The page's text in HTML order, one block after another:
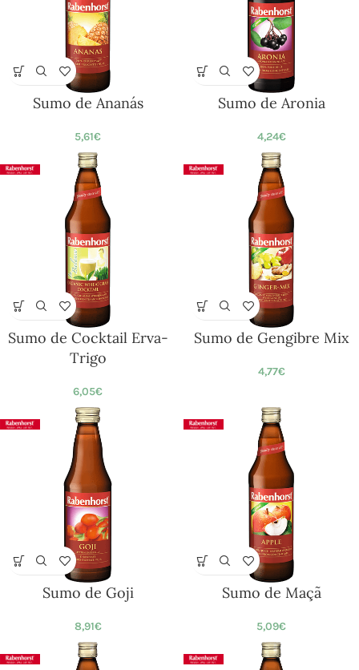
Sumo de Ananás
5,61€
Sumo de Aronia
4,24€
Sumo de Cocktail Erva-
Trigo
6,05€
Sumo de Gengibre Mix
4,77€
Sumo de Goji
8,91€
Sumo de Maçã
5,09€